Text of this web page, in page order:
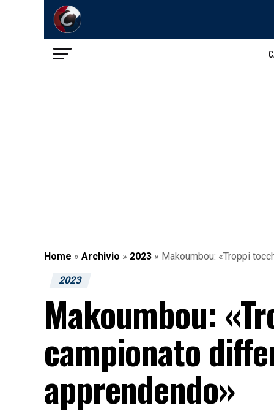
Home » Archivio » 2023 » Makoumbou: «Troppi
2023
Makoumbou:
campionato
apprendendo»